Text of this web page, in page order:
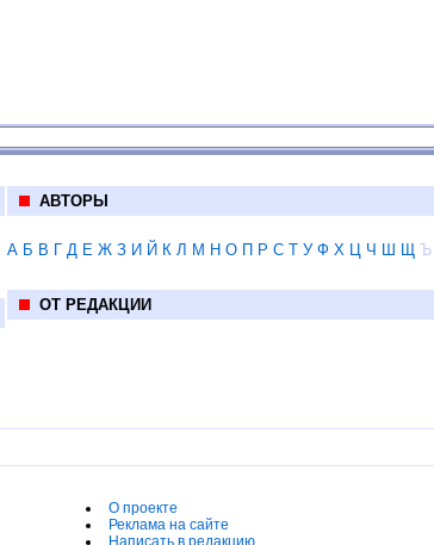
АВТОРЫ
А Б В Г Д Е Ж З И Й К Л М Н О П Р С Т У Ф Х Ц Ч Ш Щ Ъ
ОТ РЕДАКЦИИ
О проекте
Реклама на сайте
Написать в редакцию